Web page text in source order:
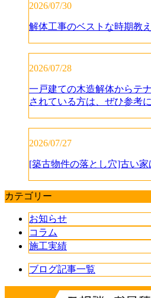
2026/07/30
解体工事のベストな時期教え
2026/07/28
一戸建ての木造解体からテ
されている方は、ぜひ参考
2026/07/27
[築古物件の落とし穴]古い
カテゴリー
お知らせ
コラム
施工実績
ブログ記事一覧